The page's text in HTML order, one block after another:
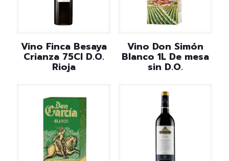
Vino Finca Besaya
Crianza 75Cl D.O.
Rioja
Vino Don Simón
Blanco 1L De mesa
sin D.O.